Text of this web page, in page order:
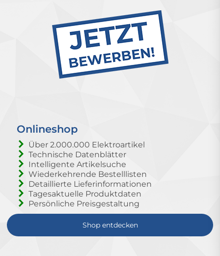
Onlineshop
Über 2.000.000 Elektroartikel
Technische Datenblätter
Intelligente Artikelsuche
Wiederkehrende Bestelllisten
Detaillierte Lieferinformationen
Tagesaktuelle Produktdaten
Persönliche Preisgestaltung
Shop entdecken